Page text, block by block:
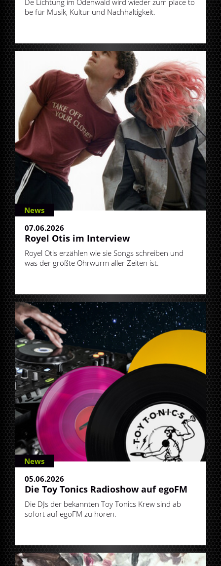
De Lichtung im Odenwald wird wieder zum place to
be für Musik, Kultur und Nachhaltigkeit.
News
07.06.2026
Royel Otis im Interview
Royel Otis erzählen wie sie Songs schreiben und
was der größte Ohrwurm aller Zeiten ist.
News
05.06.2026
Die Toy Tonics Radioshow auf egoFM
Die DJs der bekannten Toy Tonics Krew sind ab
sofort auf egoFM zu hören.